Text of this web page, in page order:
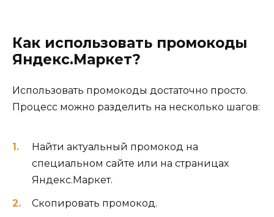
Как использовать промокоды
Яндекс.Маркет?
Использовать промокоды достаточно просто.
Процесс можно разделить на несколько шагов:
Найти актуальный промокод на
специальном сайте или на страницах
Яндекс.Маркет.
Скопировать промокод.